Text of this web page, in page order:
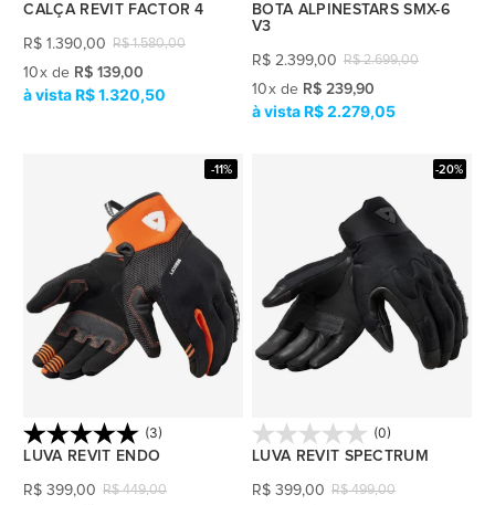
CALÇA REVIT FACTOR 4
R$ 1.580,00
R$ 1.390,00
10x de R$ 139,00
R$ 1.320,50
BOTA ALPINESTARS SMX-6
V3
R$ 2.699,00
R$ 2.399,00
10x de R$ 239,90
R$ 2.279,05
-11%
(3)
LUVA REVIT ENDO
R$ 449,00
R$ 399,00
-20%
(0)
LUVA REVIT SPECTRUM
R$ 499,00
R$ 399,00